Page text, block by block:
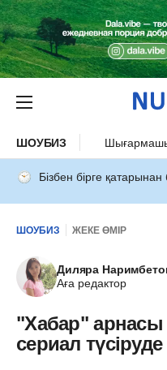
ШОУБИЗ
Бізбен бірге қатарынан
ШОУБИЗ ЖЕКЕ ӨМІР
Диляра
Аға редактор
"Хабар" арнасы
сериал түсіруде